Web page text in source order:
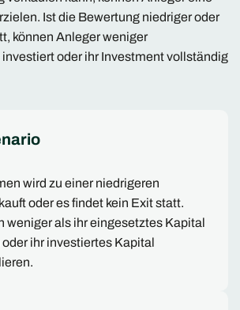
Ist die Bewertung niedriger oder
können Anleger weniger
oder ihr Investment vollständig
wird zu einer niedrigeren
oder es findet kein Exit statt.
weniger als ihr eingesetztes Kapital
ihr investiertes Kapital